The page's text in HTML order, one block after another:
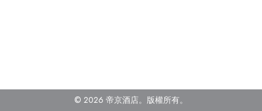
© 2026 帝京酒店。 版權所有。